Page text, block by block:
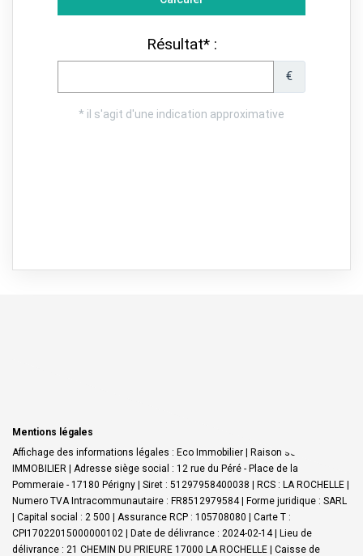
Mentions légales
Affichage des informations légales : Eco Immobilier | Raison sociale : ECO
IMMOBILIER | Adresse siège social : 12 rue du Péré - Place de la
Pommeraie - 17180 Périgny | Siret : 51297958400038 | RCS : LA ROCHELLE |
Numero TVA Intracommunautaire : FR8512979584 | Forme juridique : SARL
| Capital social : 2 500 | Assurance RCP : 105708080 | Carte T :
CPI17022015000000102 | Date de délivrance : 2024-02-14 | Lieu de
délivrance : 21 CHEMIN DU PRIEURE 17000 LA ROCHELLE | Caisse de